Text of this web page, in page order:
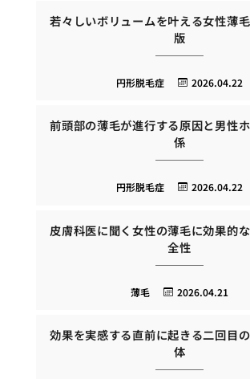
若々しいボリュームを叶える女性薄
版
2026.04.22
円形脱毛症
前頭部の薄毛が進行する原因と男性
係
2026.04.22
円形脱毛症
皮膚科医に聞く女性の薄毛に効果的
全性
2026.04.21
薄毛
効果を実感する直前に起きる二回目
体